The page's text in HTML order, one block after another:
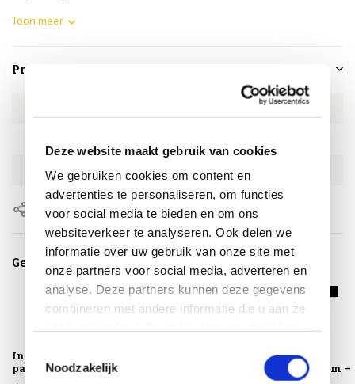
Deze website maakt gebruik van cookies
We gebruiken cookies om content en
advertenties te personaliseren, om functies
voor social media te bieden en om ons
websiteverkeer te analyseren. Ook delen we
informatie over uw gebruik van onze site met
onze partners voor social media, adverteren en
analyse. Deze partners kunnen deze gegevens
combineren met andere informatie die u aan ze
Noodzakelijk
Toon meer
Productspecificaties
EAN 8720848326866
Delen
Gerelateerde producten
Ingraafbare
parasolvoet
Parasolhoes
H250x55-60 cm –
AeroCover